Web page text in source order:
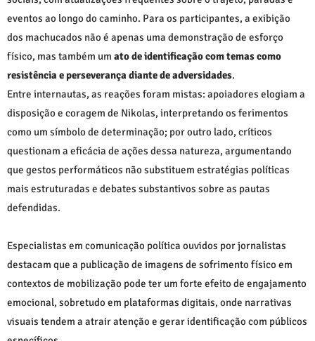
eventos ao longo do caminho. Para os participantes, a exibição
dos machucados não é apenas uma demonstração de esforço
físico, mas também um ato de identificação com temas como
resistência e perseverança diante de adversidades.
Entre internautas, as reações foram mistas: apoiadores elogiam a
disposição e coragem de Nikolas, interpretando os ferimentos
como um símbolo de determinação; por outro lado, críticos
questionam a eficácia de ações dessa natureza, argumentando
que gestos performáticos não substituem estratégias políticas
mais estruturadas e debates substantivos sobre as pautas
defendidas.
Especialistas em comunicação política ouvidos por jornalistas
destacam que a publicação de imagens de sofrimento físico em
contextos de mobilização pode ter um forte efeito de engajamento
emocional, sobretudo em plataformas digitais, onde narrativas
visuais tendem a atrair atenção e gerar identificação com públicos